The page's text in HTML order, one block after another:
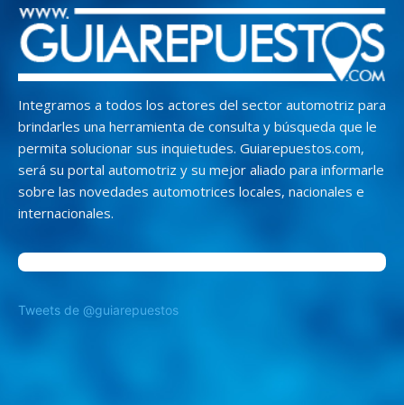
Integramos a todos los actores del sector automotriz para
brindarles una herramienta de consulta y búsqueda que le
permita solucionar sus inquietudes. Guiarepuestos.com,
será su portal automotriz y su mejor aliado para informarle
sobre las novedades automotrices locales, nacionales e
internacionales.
Tweets de @guiarepuestos